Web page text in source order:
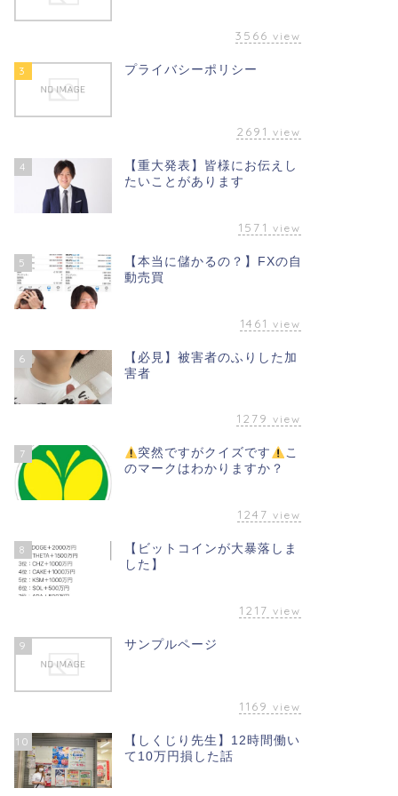
3566 view
3 プライバシーポリシー
2691 view
4
【重大発表】皆様にお伝えし
たいことがあります
1571 view
5
【本当に儲かるの？】FXの自
動売買
1461 view
6
【必見】被害者のふりした加
害者
1279 view
7 突然ですがクイズです
こ
のマークはわかりますか？
1247 view
8
【ビットコインが大暴落しま
した】
1217 view
9 サンプルページ
1169 view
10
【しくじり先生】12時間働い
て10万円損した話